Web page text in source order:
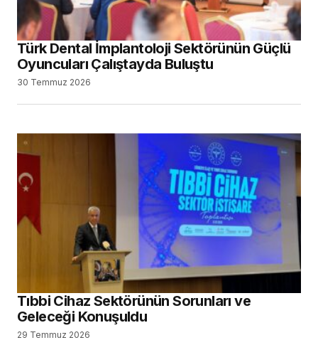
Türk Dental İmplantoloji Sektörünün Güçlü
Oyuncuları Çalıştayda Buluştu
30 Temmuz 2026
Tıbbi Cihaz Sektörünün Sorunları ve
Geleceği Konuşuldu
29 Temmuz 2026